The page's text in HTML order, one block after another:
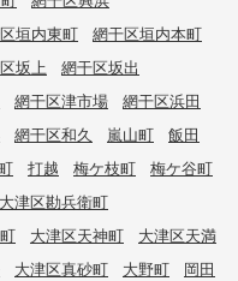
垣内東町
網干区垣内本町
坂上
網干区坂出
網干区津市場
網干区浜田
網干区和久 嵐山町
飯田
打越 梅ケ枝町
梅ケ谷町
大津区勘兵衛町
大津区天神町
大津区天満
大津区真砂町 大野町
岡田